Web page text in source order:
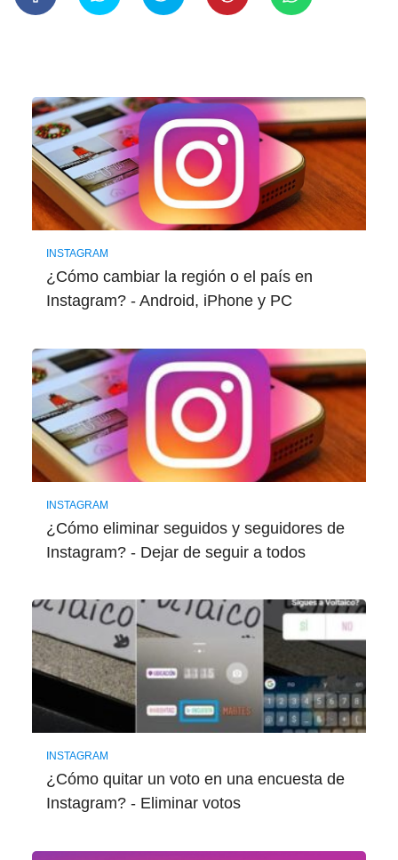
INSTAGRAM
¿Cómo cambiar la región o el país en
Instagram? - Android, iPhone y PC
INSTAGRAM
¿Cómo eliminar seguidos y seguidores de
Instagram? - Dejar de seguir a todos
INSTAGRAM
¿Cómo quitar un voto en una encuesta de
Instagram? - Eliminar votos